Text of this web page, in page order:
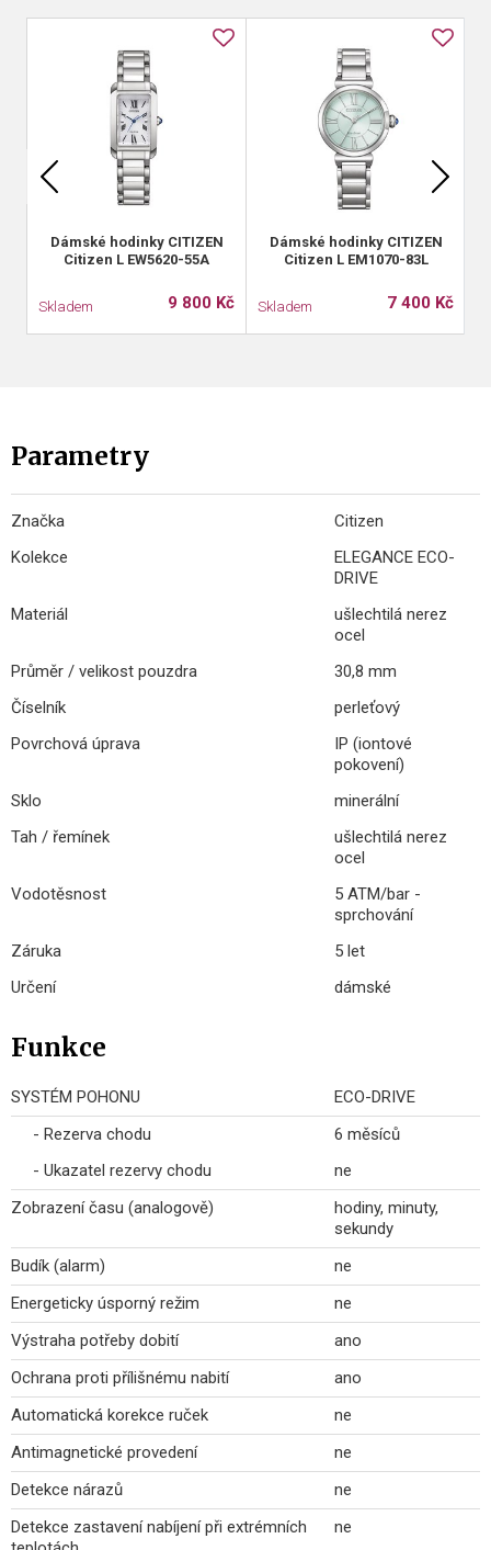
Dámské hodinky CITIZEN
Citizen L EW5620-55A
Skladem 9 800 Kč
Dámské hodinky CITIZEN
Citizen L EM1070-83L
Skladem 7 400 Kč
Parametry
Značka
Citizen
Kolekce
ELEGANCE ECO-
DRIVE
Materiál
ušlechtilá nerez
ocel
Průměr / velikost pouzdra
30,8 mm
Číselník
perleťový
Povrchová úprava
IP (iontové
pokovení)
Sklo
minerální
Tah / řemínek
ušlechtilá nerez
ocel
Vodotěsnost
5 ATM/bar -
sprchování
Záruka
5 let
Určení
dámské
Funkce
SYSTÉM POHONU
ECO-DRIVE
- Rezerva chodu
6 měsíců
- Ukazatel rezervy chodu
ne
Zobrazení času (analogově)
hodiny, minuty,
sekundy
Budík (alarm)
ne
Energeticky úsporný režim
ne
Výstraha potřeby dobití
ano
Ochrana proti přílišnému nabití
ano
Automatická korekce ruček
ne
Antimagnetické provedení
ne
Detekce nárazů
ne
Detekce zastavení nabíjení při extrémních
ne